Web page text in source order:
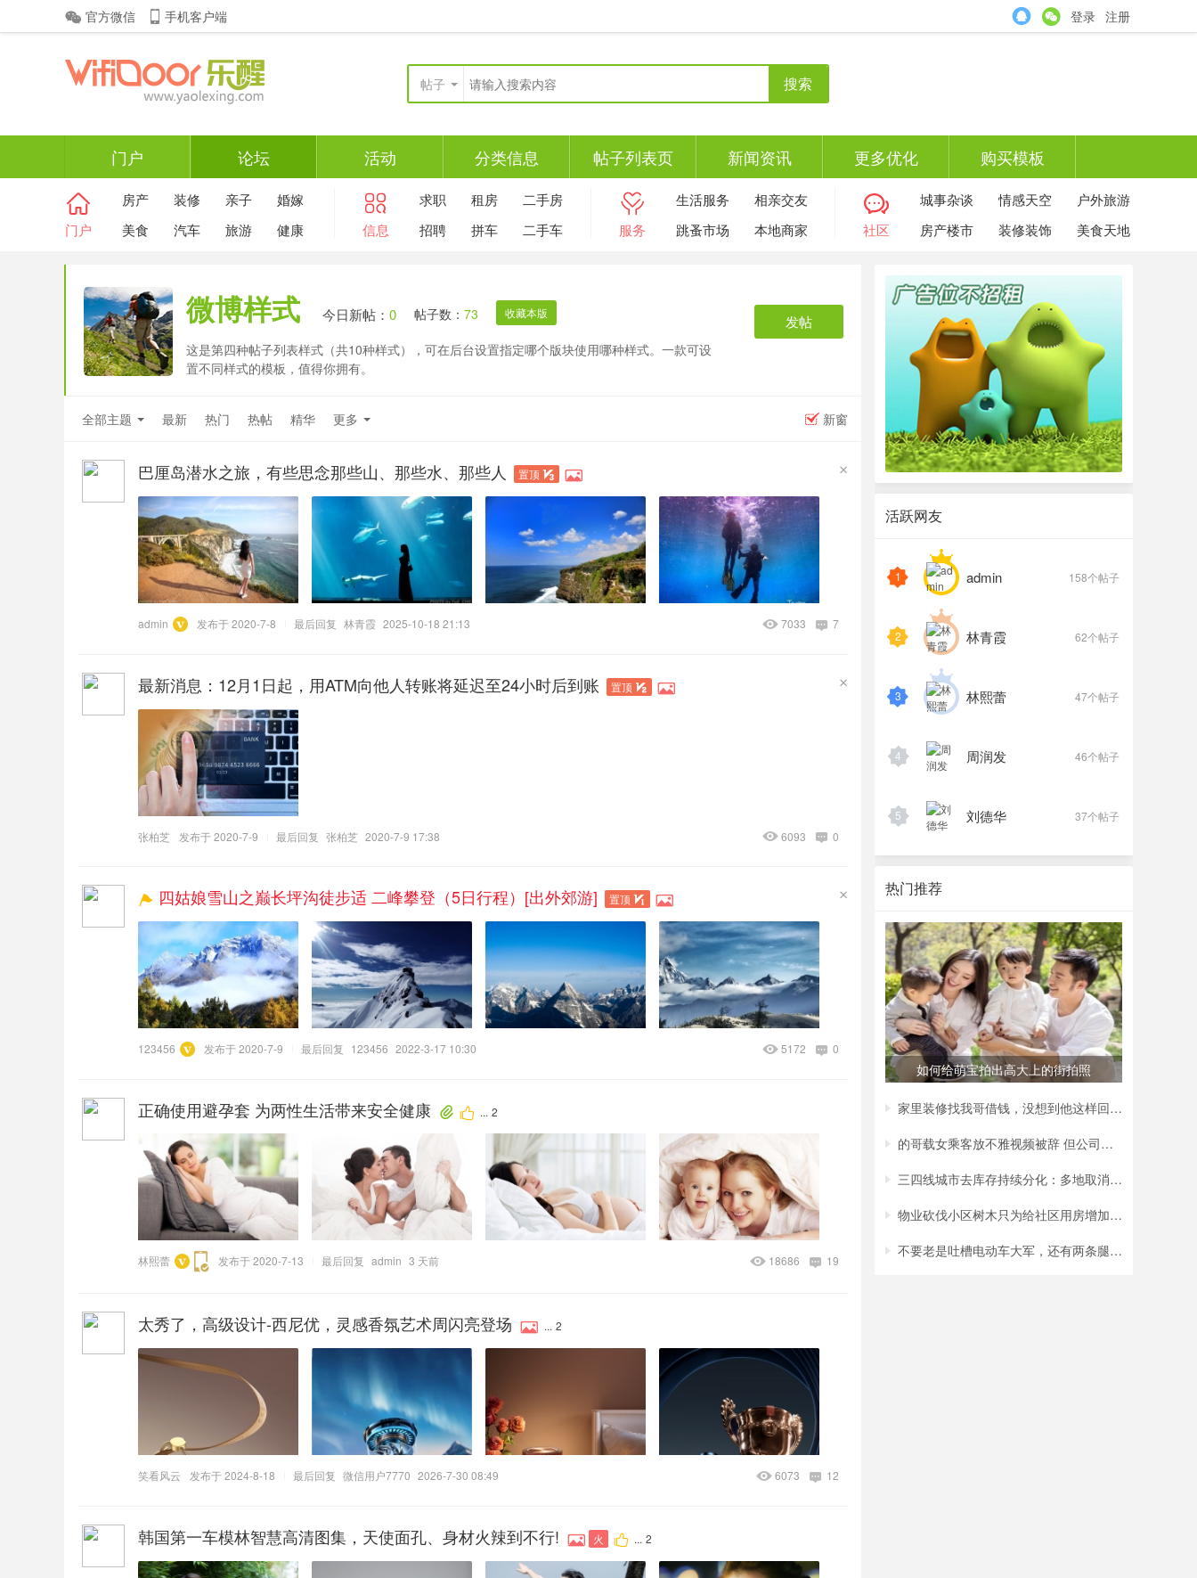
官方微信 手机客户端 登录 注册
帖子 搜索
门户 论坛 活动 分类信息 帖子列表页 新闻资讯 更多优化 购买模板
门户
房产 装修 亲子
婚嫁
美食
汽车 旅游 健康 信息
求职 租房
二手房
招聘
拼车 二手车 服务
生活服务
相亲交友
跳蚤市场
本地商家 社区
城事杂谈 情感天空
户外旅游
房产楼市
装修装饰 美食天地
微博样式 今日新帖： 0 帖子数： 73 收藏本版
这是第四种帖子列表样式（共10种样式），可在后台设置指定哪个版块使用哪种样式。一款可设
置不同样式的模板，值得你拥有。
发帖
新窗
全部主题 最新 热门 热帖 精华 更多
巴厘岛潜水之旅，有些思念那些山、那些水、那些人 置顶
admin 发布于 2020-7-8 最后回复 林青霞 2025-10-18 21:13 7
7033
最新消息：12月1日起，用ATM向他人转账将延迟至24小时后到账 置顶
张柏芝 发布于 2020-7-9 最后回复 张柏芝 2020-7-9 17:38 0
6093
四姑娘雪山之巅长坪沟徒步适 二峰攀登（5日行程）[出外郊游] 置顶
123456 发布于 2020-7-9 最后回复 123456 2022-3-17 10:30 0
5172
正确使用避孕套 为两性生活带来安全健康 ... 2
林熙蕾 发布于 2020-7-13 最后回复 admin 3 天前 19
18686
太秀了，高级设计-西尼优，灵感香氛艺术周闪亮登场 ... 2
笑看风云 发布于 2024-8-18 最后回复 微信用户7770 2026-7-30 08:49 12
6073
韩国第一车模林智慧高清图集，天使面孔、身材火辣到不行! 火 ... 2
活跃网友
1 admin 158个帖子
2 林青霞 62个帖子
3 林熙蕾 47个帖子
4 周润发 46个帖子
5 刘德华 37个帖子
热门推荐
如何给萌宝拍出高大上的街拍照
家里装修找我哥借钱，没想到他这样回复我，
的哥载女乘客放不雅视频被辞 但公司称非黄
三四线城市去库存持续分化：多地取消购房补
物业砍伐小区树木只为给社区用房增加采光？
不要老是吐槽电动车大军，还有两条腿的行人